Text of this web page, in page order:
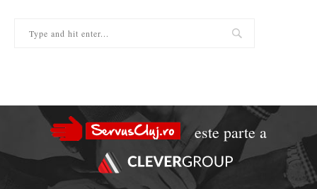
este parte a